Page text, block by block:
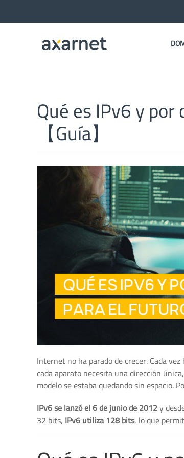
Qué es IPv6 y
【Guía】
Internet no ha parado de crecer. Cada
cada aparato necesita una dirección
modelo se estaba quedando sin espacio.
IPv6 se lanzó el 6 de junio de 2012y
32 bits, IPv6 utiliza 128 bits, lo que